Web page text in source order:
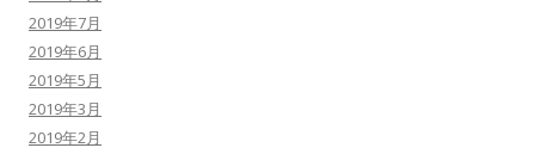
2019年7月
2019年6月
2019年5月
2019年3月
2019年2月